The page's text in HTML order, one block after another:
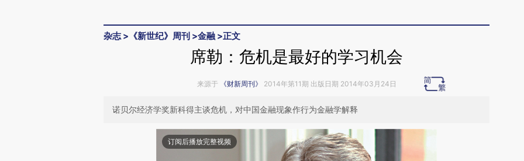
杂志> 《新世纪》周刊 >金融 >正文
席勒：危机是最好的学习机会
来源于 《财新周刊》 2014年第11期 出版日期 2014年03月24日
诺贝尔经济学奖新科得主谈危机，对中国金融现象作行为金融学解释
订阅后播放完整视频